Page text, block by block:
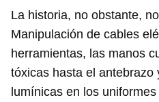
La historia, no obstante,
Manipulación de cables
herramientas, las manos
tóxicas hasta el antebrazo
lumínicas en los